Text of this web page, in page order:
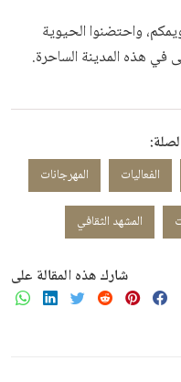
واحتضنوا الحيوية
في هذه المدينة الساحرة.
الفعاليات المهرجانات
المشهد الثقافي
شارك هذه المقالة على